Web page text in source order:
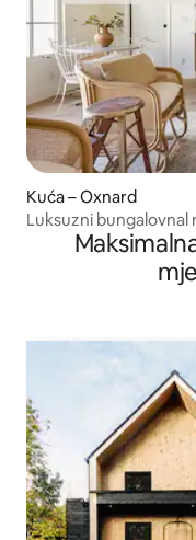
Kuća – Oxnard
Luksuzni bungalovnal